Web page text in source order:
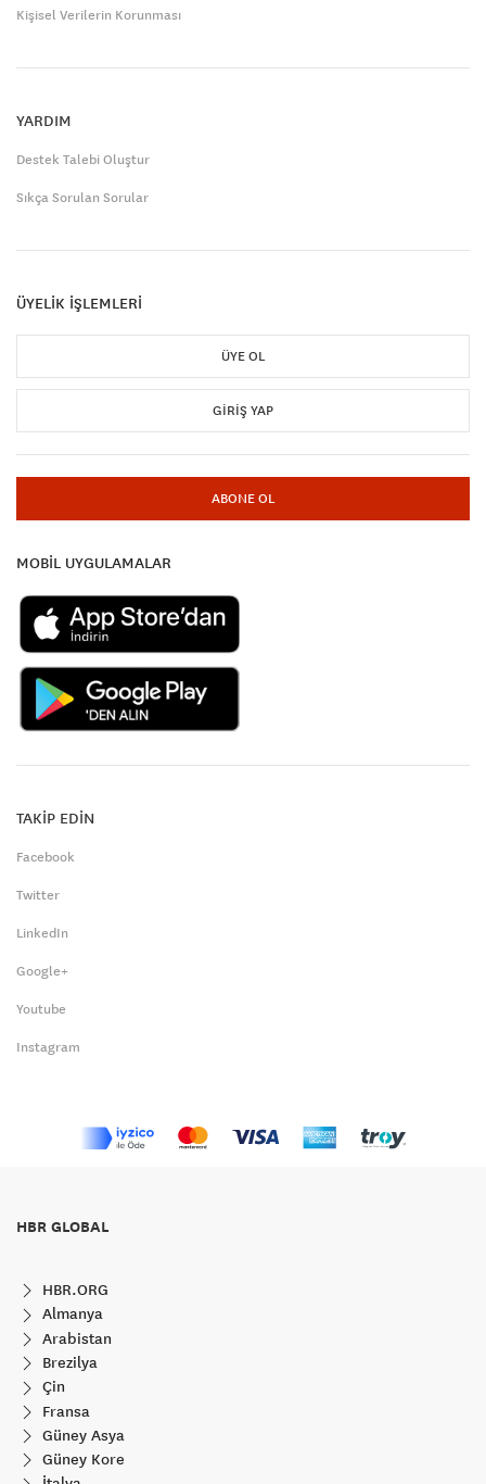
Kişisel Verilerin Korunması
YARDIM
Destek Talebi Oluştur
Sıkça Sorulan Sorular
ÜYELİK İŞLEMLERİ
ÜYE OL
GIRIŞ YAP
ABONE OL
MOBİL UYGULAMALAR
TAKİP EDİN
Facebook
Twitter
LinkedIn
Google+
Youtube
Instagram
HBR GLOBAL
HBR.ORG
Almanya
Arabistan
Brezilya
Çin
Fransa
Güney Asya
Güney Kore